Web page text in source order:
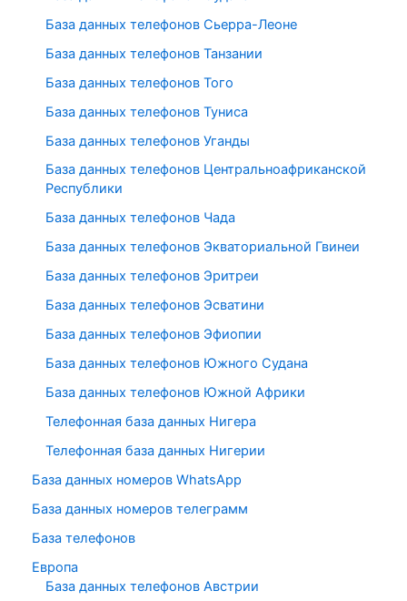
База данных телефонов Сьерра-Леоне
База данных телефонов Танзании
База данных телефонов Того
База данных телефонов Туниса
База данных телефонов Уганды
База данных телефонов Центральноафриканской
Республики
База данных телефонов Чада
База данных телефонов Экваториальной Гвинеи
База данных телефонов Эритреи
База данных телефонов Эсватини
База данных телефонов Эфиопии
База данных телефонов Южного Судана
База данных телефонов Южной Африки
Телефонная база данных Нигера
Телефонная база данных Нигерии
База данных номеров WhatsApp
База данных номеров телеграмм
База телефонов
Европа
База данных телефонов Австрии